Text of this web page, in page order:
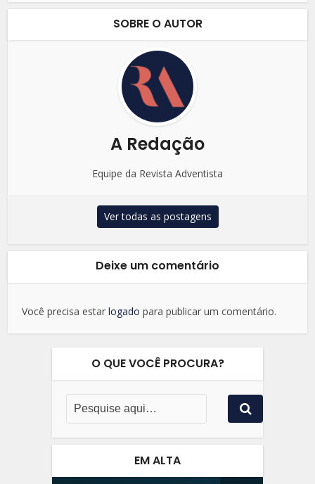
SOBRE O AUTOR
A Redação
Equipe da Revista Adventista
Ver todas as postagens
Deixe um comentário
Você precisa estarlogado para publicar um comentário.
O QUE VOCÊ PROCURA?
EM ALTA